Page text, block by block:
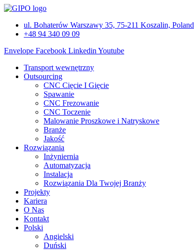
Przejdź
treści
ul. Bohaterów Warszawy 35, 75-211 Koszalin, Poland
+48 94 340 09 09
Envelope Facebook Linkedin Youtube
Transport wewnętrzny
Outsourcing
CNC Cięcie I Gięcie
Spawanie
CNC Frezowanie
CNC Toczenie
Malowanie Proszkowe i Natryskowe
Branże
Jakość
Rozwiązania
Inżyniernia
Automatyzacja
Instalacja
Rozwiązania Dla Twojej Branży
Projekty
Kariera
O Nas
Kontakt
Polski
Angielski
Duński